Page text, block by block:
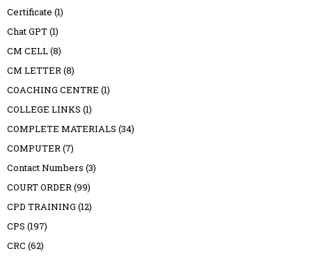
Certificate (1)
Chat GPT(1)
CM CELL(8)
CM LETTER(8)
COACHING CENTRE (1)
COLLEGE LINKS (1)
COMPLETE MATERIALS (34)
COMPUTER(7)
Contact Numbers (3)
COURT ORDER(99)
CPD TRAINING (12)
CPS (197)
CRC (62)